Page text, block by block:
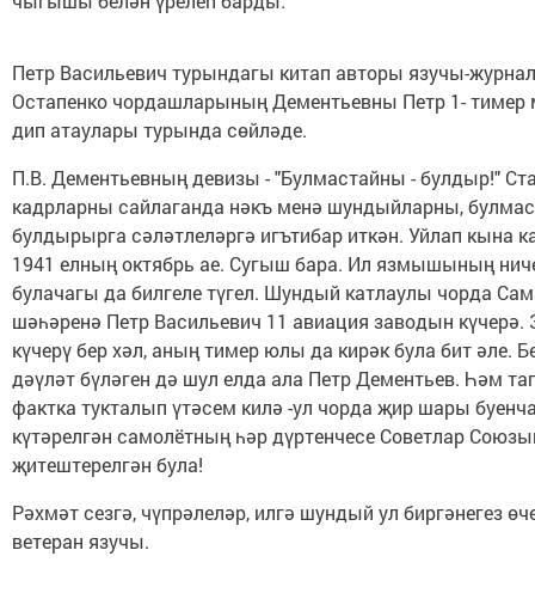
Петр Васильевич турындагы китап авторы язучы-
Остапенко чордашларының Дементьевны Петр 1- тимер
дип атаулары турында сөйләде.
П.В. Дементьевның девизы - "Булмастайны - булдыр!"
кадрларны сайлаганда нәкъ менә шундыйларны,
булдырырга сәләтлеләргә игътибар иткән. Уйлап кына
1941 елның октябрь ае. Сугыш бара. Ил язмышының
булачагы да билгеле түгел. Шундый катлаулы чорда
шәһәренә Петр Васильевич 11 авиация заводын күчерә.
күчерү бер хәл, аның тимер юлы да кирәк була бит әле.
дәүләт бүләген дә шул елда ала Петр Дементьев. Һәм
фактка тукталып үтәсем килә -ул чорда җир шары
күтәрелгән самолётның һәр дүртенчесе Советлар
җитештерелгән була!
Рәхмәт сезгә, чүпрәлеләр, илгә шундый ул биргәнегез
ветеран язучы.